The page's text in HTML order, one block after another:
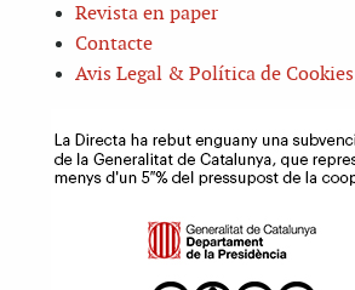
Revista en paper
Contacte
Avis Legal & Política de Cookies